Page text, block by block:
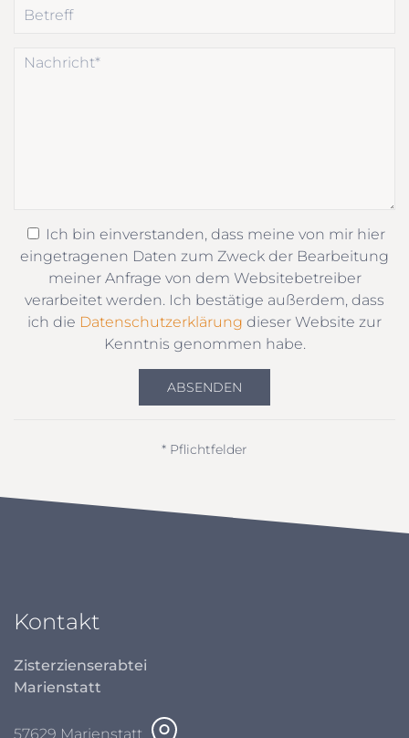
Ich bin einverstanden, dass meine von mir hier
eingetragenen Daten zum Zweck der Bearbeitung
meiner Anfrage von dem Websitebetreiber
verarbeitet werden. Ich bestätige außerdem, dass
ich die Datenschutzerklärung dieser Website zur
Kenntnis genommen habe.
ABSENDEN
* Pflichtfelder
Kontakt
Zisterzienserabtei
Marienstatt
57629 Marienstatt